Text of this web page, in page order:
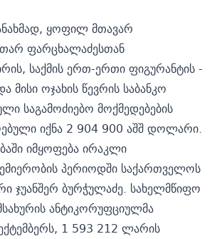
ყოფილ მთავარ
ფარცხალაძესთან
საქმის ერთ-ერთი ფიგურანტის -
მისი ოჯახის წევრის საბანკო
საგამოძიებო მოქმედებების
იქნა 2 904 900 აშშ დოლარი.
იმყოფება ირაკლი
პერიოდში საქართველოს
ჯუანშერ ბურჭულაძე. სახელმწიფო
ანტიკორუფციულმა
1 593 212 ლარის